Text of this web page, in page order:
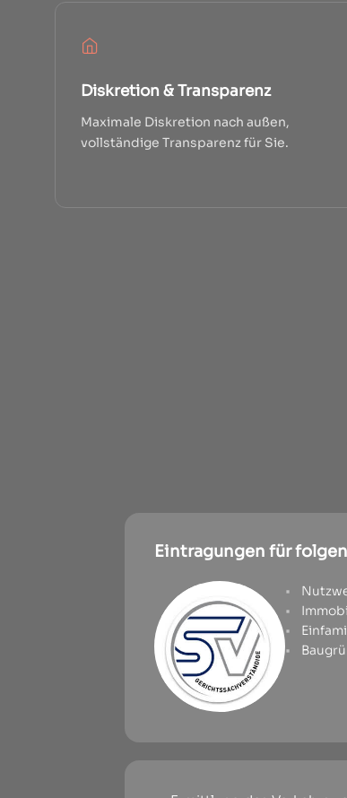
Diskretion & Transparenz
Maximale Diskretion nach außen,
vollständige Transparenz für Sie.
Eintragungen für